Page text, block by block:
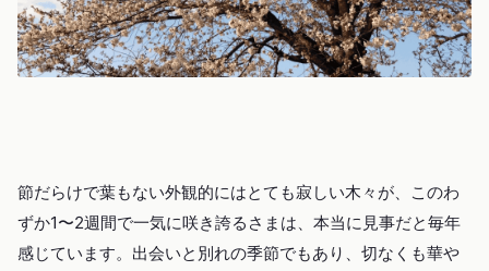
節だらけで葉もない外観的にはとても寂しい木々が、このわ
ずか1〜2週間で一気に咲き誇るさまは、本当に見事だと毎年
感じています。出会いと別れの季節でもあり、切なくも華や